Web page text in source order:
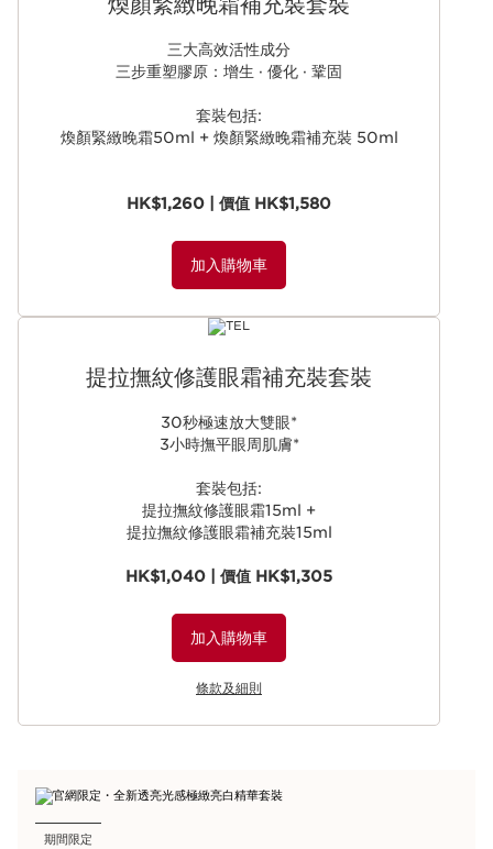
三大高效活性成分
三步重塑膠原：增生 · 優化 · 鞏固
套裝包括:
煥顏緊緻晚霜50ml + 煥顏緊緻晚霜補充裝 50ml
HK$1,260 | 價值 HK$1,580
加入購物車
提拉撫紋修護眼霜​補充裝套裝
30秒極速放大雙眼*
3小時撫平眼周肌膚*
套裝包括:
提拉撫紋修護眼霜​15ml +
提拉撫紋修護眼霜​補充裝15ml
HK$1,040 | 價值 HK$1,305
加入購物車
條款及細則
期間限定